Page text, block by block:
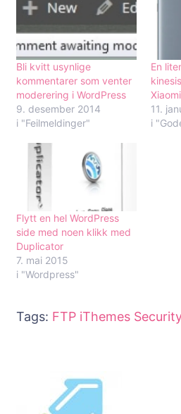
Bli kvitt usynlige
kommentarer som venter
moderering i WordPress
9. desember 2014
i "Feilmeldinger"
En
11.
i
Flytt en hel WordPress
side med noen klikk med
Duplicator
7. mai 2015
i "Wordpress"
Tags: FTP iThemes